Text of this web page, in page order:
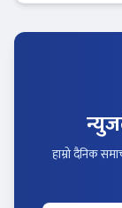
हाम्रो दैनिक